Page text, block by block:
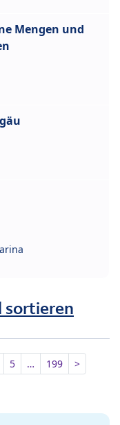
Mengen und
sortieren
5 … 199 >